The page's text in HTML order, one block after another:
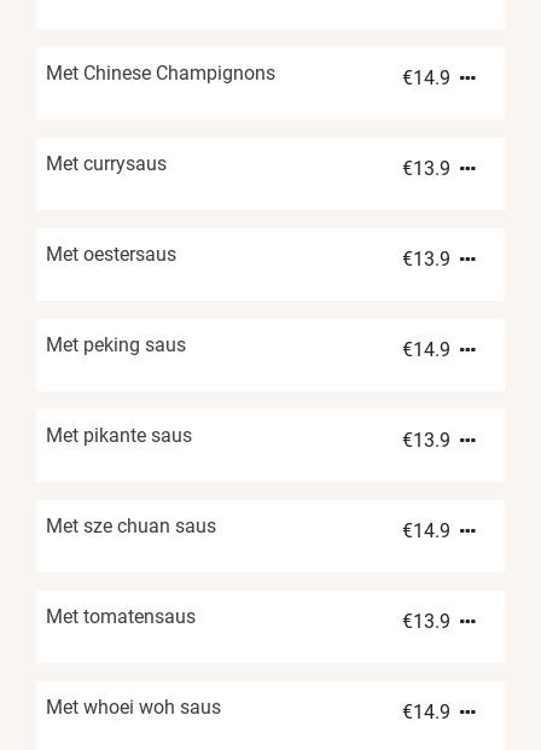
Met Chinese Champignons €14.9
Met currysaus €13.9
Met oestersaus €13.9
Met peking saus €14.9
Met pikante saus €13.9
Met sze chuan saus €14.9
Met tomatensaus €13.9
Met whoei woh saus €14.9